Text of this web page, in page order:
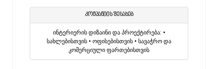
კომპანიის შესახებ
ინტერიერის დიზაინი და პროექტირება: •
სახლებისთვის • ოფისებისთვის • სავაჭრო და
კომერციული ფართებისთვის